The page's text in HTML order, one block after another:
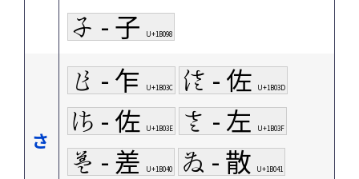
𛂘 - 子 U+1B098
さ
𛀼 - 乍 U+1B03C 𛀽 - 佐 U+1B03D
𛀾 - 佐 U+1B03E 𛀿 - 左 U+1B03F
𛁀 - 差 U+1B040 𛁁 - 散 U+1B041